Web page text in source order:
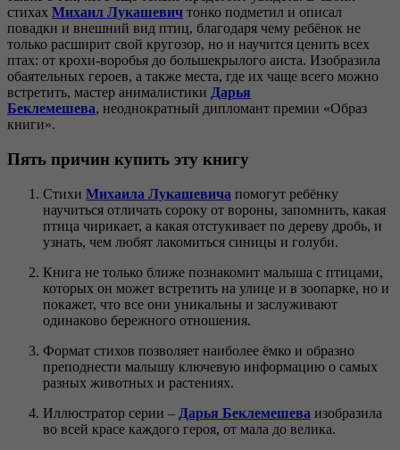
стихах Михаил Лукашевич тонко подметил и описал
повадки и внешний вид птиц, благодаря чему ребёнок не
только расширит свой кругозор, но и научится ценить всех
птах: от крохи-воробья до большекрылого аиста. Изобразила
обаятельных героев, а также места, где их чаще всего можно
встретить, мастер анималистики Дарья
Беклемешева, неоднократный дипломант премии «Образ
книги».
Пять причин купить эту книгу
Стихи Михаила Лукашевича помогут ребёнку
научиться отличать сороку от вороны, запомнить, какая
птица чирикает, а какая отстукивает по дереву дробь, и
узнать, чем любят лакомиться синицы и голуби.
Книга не только ближе познакомит малыша с птицами,
которых он может встретить на улице и в зоопарке, но и
покажет, что все они уникальны и заслуживают
одинаково бережного отношения.
Формат стихов позволяет наиболее ёмко и образно
преподнести малышу ключевую информацию о самых
разных животных и растениях.
Иллюстратор серии – Дарья Беклемешева изобразила
во всей красе каждого героя, от мала до велика.